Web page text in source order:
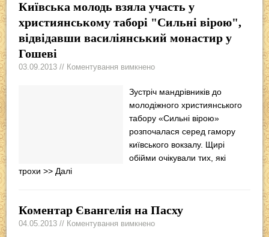
Київська молодь взяла участь у
християнському таборі "Сильні вірою",
відвідавши василіянський монастир у
Гошеві
03.09.2013 // Коментування вимкнено
Зустріч мандрівників до
молодіжного християнського
табору «Сильні вірою»
розпочалася серед гамору
київського вокзалу. Щирі
обійми очікували тих, які
трохи>> Далі
Коментар Євангелія на Пасху
04.05.2013 // Коментування вимкнено